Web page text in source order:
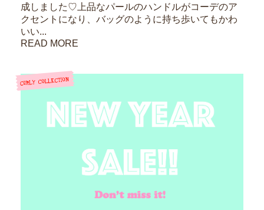
成しました♡上品なパールのハンドルがコーデのア
クセントになり、バッグのように持ち歩いてもかわ
いい...
READ MORE